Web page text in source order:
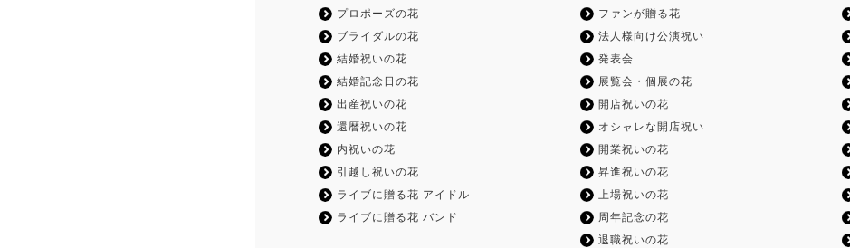
プロポーズの花
ブライダルの花
結婚祝いの花
結婚記念日の花
出産祝いの花
還暦祝いの花
内祝いの花
引越し祝いの花
ライブに贈る花 アイドル
ライブに贈る花 バンド
ファンが贈る花
法人様向け公演祝い
発表会
展覧会・個展の花
開店祝いの花
オシャレな開店祝い
開業祝いの花
昇進祝いの花
上場祝いの花
周年記念の花
退職祝いの花